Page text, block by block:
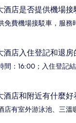
酒店是否提供機場接
免費機場接駁車，服
酒店入住登記和退房
間：16:00；入住登記
酒店和附近有什麼好
店有室外游泳池、三溫